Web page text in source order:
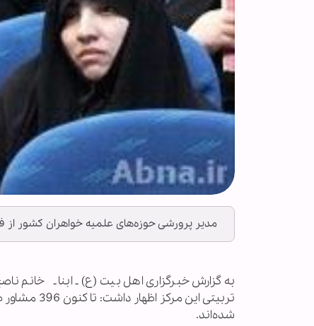
مدیر پرورشی حوزه‌های علمیه خواهران کشور از فعالیت 396 مشاور در مدارس علمیه خواهران
به گزارش خبرگزاری اهل بیت (ع) ـ ابنا ـ خانم
شده‌اند.